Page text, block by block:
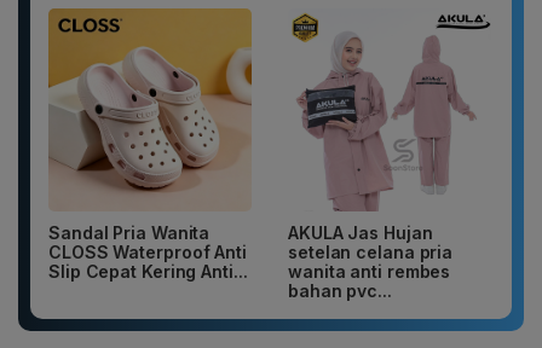
Sandal Pria Wanita
CLOSS Waterproof Anti
Slip Cepat Kering Anti...
AKULA Jas Hujan
setelan celana pria
wanita anti rembes
bahan pvc...